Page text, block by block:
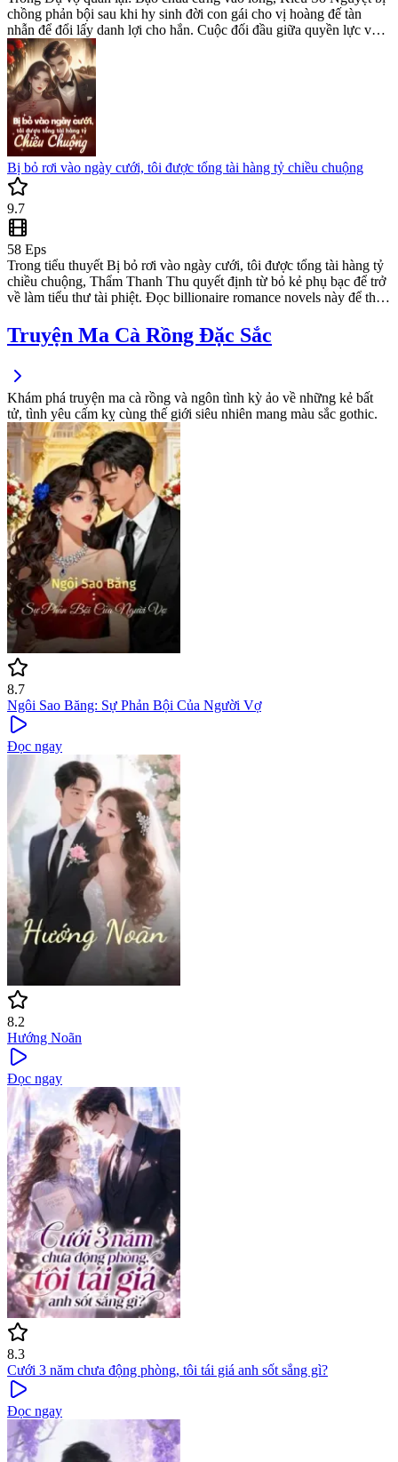
chồng phản bội sau khi hy sinh đời con gái cho vị hoàng đế tàn
nhẫn để đổi lấy danh lợi cho hắn. Cuộc đối đầu giữa quyền lực và
thù hận trong bộ romance novel này sẽ đẩy cô vào hành trình phục
thù đầy kịch tính và hành động.
Bị bỏ rơi vào ngày cưới, tôi được tổng tài hàng tỷ chiều chuộng
9.7
58 Eps
Trong tiểu thuyết Bị bỏ rơi vào ngày cưới, tôi được tổng tài hàng tỷ
chiều chuộng, Thẩm Thanh Thu quyết định từ bỏ kẻ phụ bạc để trở
về làm tiểu thư tài phiệt. Đọc billionaire romance novels này để theo
thuẫn từ Phó tổng.
Truyện Ma Cà Rồng Đặc Sắc
Khám phá truyện ma cà rồng và ngôn tình kỳ ảo về những kẻ bất
tử, tình yêu cấm kỵ cùng thế giới siêu nhiên mang màu sắc gothic.
8.7
Ngôi Sao Băng: Sự Phản Bội Của Người Vợ
Đọc ngay
8.2
Hướng Noãn
Đọc ngay
8.3
Cưới 3 năm chưa động phòng, tôi tái giá anh sốt sắng gì?
Đọc ngay